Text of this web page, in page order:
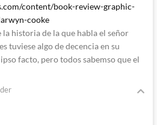
content/book-review-graphic-
cooke
historia de la que habla el señor
tuviese algo de decencia en su
facto, pero todos sabemso que el